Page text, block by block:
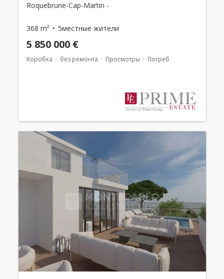
Roquebrune-Cap-Martin -
368 m² 5местные жители
5 850 000 €
Коробка без ремонта Просмотры Погреб